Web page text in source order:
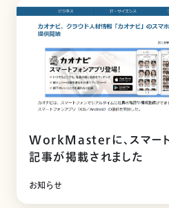
WorkMasterに、スマート
記事が掲載されました
お知らせ